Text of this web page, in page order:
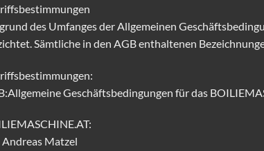
des Umfanges der Allgemeinen
Sämtliche in den AGB enthaltenen
Geschäftsbedingungen für das
Andreas Matzel